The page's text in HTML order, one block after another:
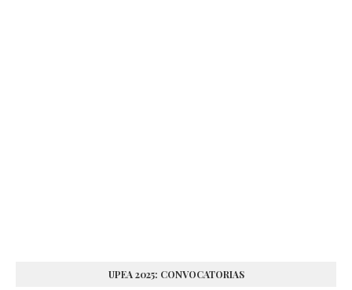
UPEA 2025: CONVOCATORIAS